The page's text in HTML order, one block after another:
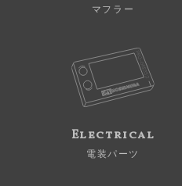
マフラー
Electrical
電装パーツ